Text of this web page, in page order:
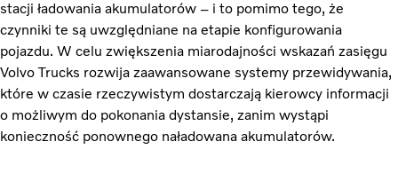
stacji ładowania akumulatorów – i to pomimo tego, że
czynniki te są uwzględniane na etapie konfigurowania
pojazdu. W celu zwiększenia miarodajności wskazań zasięgu
Volvo Trucks rozwija zaawansowane systemy przewidywania,
które w czasie rzeczywistym dostarczają kierowcy informacji
o możliwym do pokonania dystansie, zanim wystąpi
konieczność ponownego naładowana akumulatorów.